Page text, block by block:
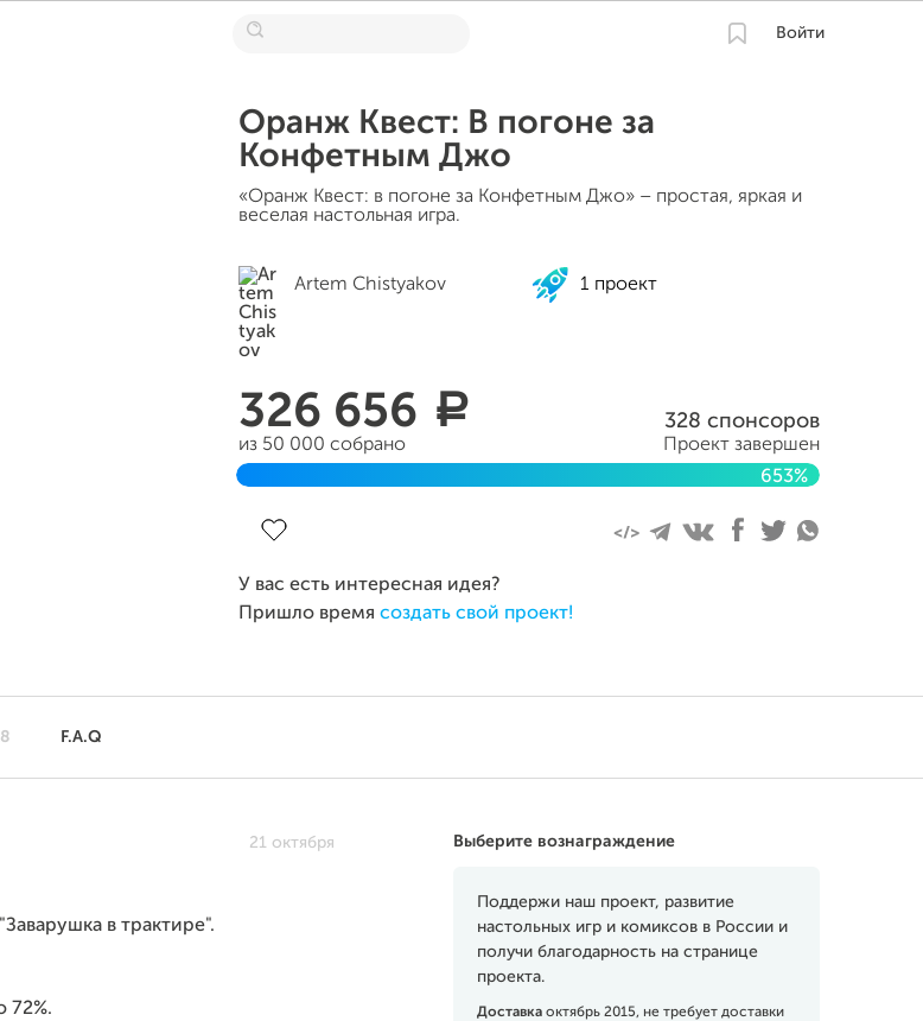
Войти
Оранж Квест: В погоне за
Конфетным Джо
«Оранж Квест: в погоне за Конфетным Джо» – простая, яркая и
веселая настольная игра.
Artem Chistyakov 1 проект
326 656 a
из 50 000 собрано
328 спонсоров
Проект завершен
653%
У вас есть интересная идея?
Пришло время создать свой проект!
F.A.Q
Выберите вознаграждение
Поддержи наш проект, развитие
настольных игр и комиксов в России и
получи благодарность на странице
проекта.
Доставка октябрь 2015, не требует доставки
21 октября
в трактире".
72%.